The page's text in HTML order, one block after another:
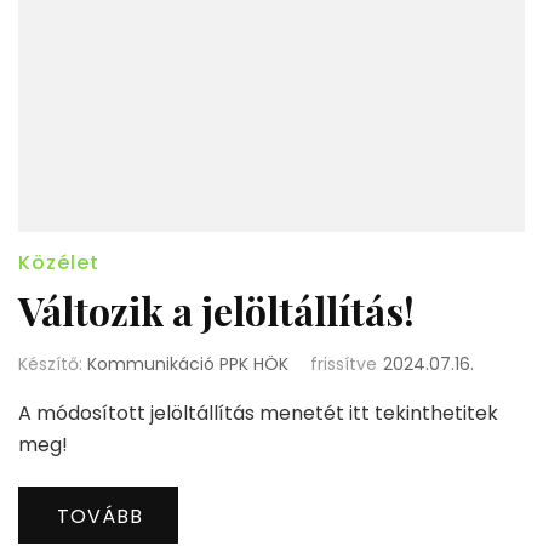
Közélet
Változik a jelöltállítás!
Készítő: Kommunikáció PPK HÖK frissítve 2024.07.16.
A módosított jelöltállítás menetét itt tekinthetitek
meg!
TOVÁBB